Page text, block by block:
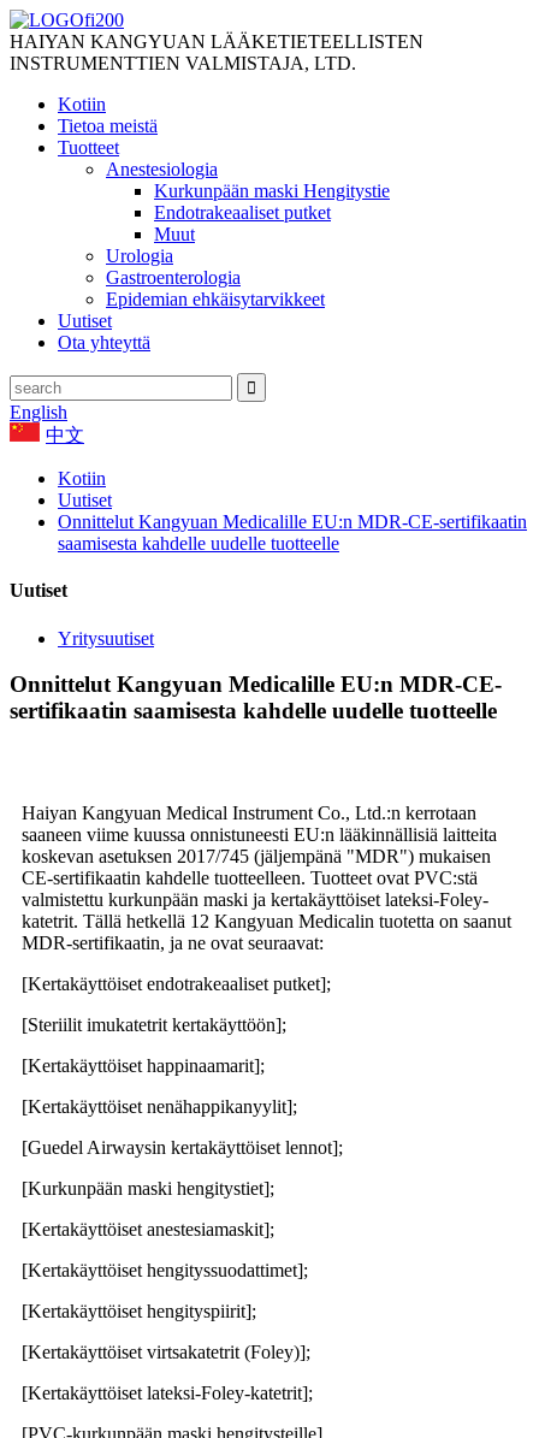
HAIYAN KANGYUAN LÄÄKETIETEELLISTEN
INSTRUMENTTIEN VALMISTAJA, LTD.
Kotiin
Tietoa meistä
Tuotteet
Anestesiologia
Kurkunpään maski Hengitystie
Endotrakeaaliset putket
Muut
Urologia
Gastroenterologia
Epidemian ehkäisytarvikkeet
Uutiset
Ota yhteyttä
English
中文
Kotiin
Uutiset
Onnittelut Kangyuan Medicalille EU:n MDR-CE-sertifikaatin
saamisesta kahdelle uudelle tuotteelle
Uutiset
Yritysuutiset
Onnittelut Kangyuan Medicalille EU:n MDR-CE-
sertifikaatin saamisesta kahdelle uudelle tuotteelle
Haiyan Kangyuan Medical Instrument Co., Ltd.:n kerrotaan
saaneen viime kuussa onnistuneesti EU:n lääkinnällisiä laitteita
koskevan asetuksen 2017/745 (jäljempänä "MDR") mukaisen
CE-sertifikaatin kahdelle tuotteelleen. Tuotteet ovat PVC:stä
valmistettu kurkunpään maski ja kertakäyttöiset lateksi-Foley-
katetrit. Tällä hetkellä 12 Kangyuan Medicalin tuotetta on saanut
MDR-sertifikaatin, ja ne ovat seuraavat:
[Kertakäyttöiset endotrakeaaliset putket];
[Steriilit imukatetrit kertakäyttöön];
[Kertakäyttöiset happinaamarit];
[Kertakäyttöiset nenähappikanyylit];
[Guedel Airwaysin kertakäyttöiset lennot];
[Kurkunpään maski hengitystiet];
[Kertakäyttöiset anestesiamaskit];
[Kertakäyttöiset hengityssuodattimet];
[Kertakäyttöiset hengityspiirit];
[Kertakäyttöiset virtsakatetrit (Foley)];
[Kertakäyttöiset lateksi-Foley-katetrit];
[PVC-kurkunpään maski hengitysteille]